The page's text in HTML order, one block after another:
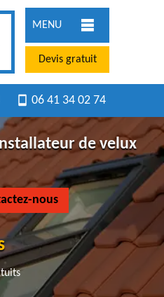
MENU
Devis gratuit
06 41 34 02 74
de velux
nous